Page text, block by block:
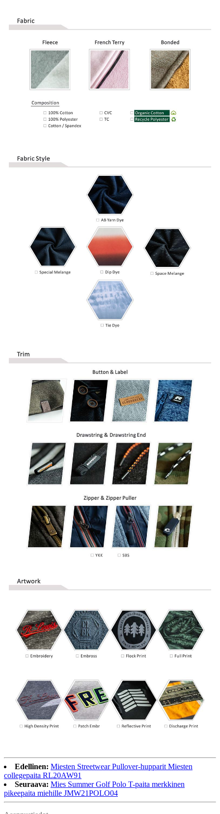
Edellinen: Miesten Streetwear Pullover-hupparit Miesten
collegepaita RL20AW91
Seuraava: Mies Summer Golf Polo T-paita merkkinen
pikeepaita miehille JMW21POLO04